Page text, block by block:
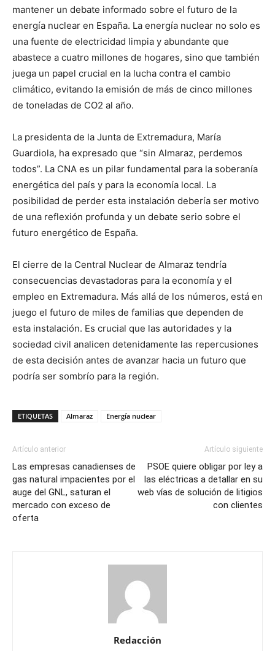
mantener un debate informado sobre el futuro de la
energía nuclear en España. La energía nuclear no solo es
una fuente de electricidad limpia y abundante que
abastece a cuatro millones de hogares, sino que también
juega un papel crucial en la lucha contra el cambio
climático, evitando la emisión de más de cinco millones
de toneladas de CO2 al año.
La presidenta de la Junta de Extremadura, María
Guardiola, ha expresado que “sin Almaraz, perdemos
todos”. La CNA es un pilar fundamental para la soberanía
energética del país y para la economía local. La
posibilidad de perder esta instalación debería ser motivo
de una reflexión profunda y un debate serio sobre el
futuro energético de España.
El cierre de la Central Nuclear de Almaraz tendría
consecuencias devastadoras para la economía y el
empleo en Extremadura. Más allá de los números, está en
juego el futuro de miles de familias que dependen de
esta instalación. Es crucial que las autoridades y la
sociedad civil analicen detenidamente las repercusiones
de esta decisión antes de avanzar hacia un futuro que
podría ser sombrío para la región.
ETIQUETAS Almaraz Energía nuclear
Artículo anterior
Las empresas canadienses de
gas natural impacientes por el
auge del GNL, saturan el
mercado con exceso de
oferta
Artículo siguiente
PSOE quiere obligar por ley a
las eléctricas a detallar en su
web vías de solución de litigios
con clientes
Redacción